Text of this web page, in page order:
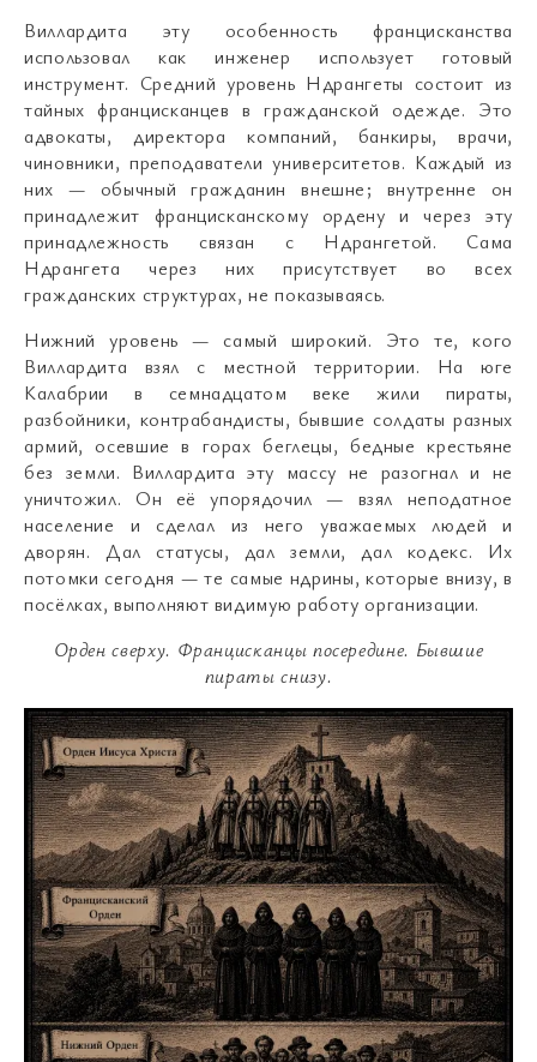
Виллардита эту особенность францисканства
использовал как инженер использует готовый
инструмент. Средний уровень Ндрангеты состоит из
тайных францисканцев в гражданской одежде. Это
адвокаты, директора компаний, банкиры, врачи,
чиновники, преподаватели университетов. Каждый из
них — обычный гражданин внешне; внутренне он
принадлежит францисканскому ордену и через эту
принадлежность связан с Ндрангетой. Сама
Ндрангета через них присутствует во всех
гражданских структурах, не показываясь.
Нижний уровень — самый широкий. Это те, кого
Виллардита взял с местной территории. На юге
Калабрии в семнадцатом веке жили пираты,
разбойники, контрабандисты, бывшие солдаты разных
армий, осевшие в горах беглецы, бедные крестьяне
без земли. Виллардита эту массу не разогнал и не
уничтожил. Он её упорядочил — взял неподатное
население и сделал из него уважаемых людей и
дворян. Дал статусы, дал земли, дал кодекс. Их
потомки сегодня — те самые ндрины, которые внизу, в
посёлках, выполняют видимую работу организации.
Орден сверху. Францисканцы посередине. Бывшие
пираты снизу.